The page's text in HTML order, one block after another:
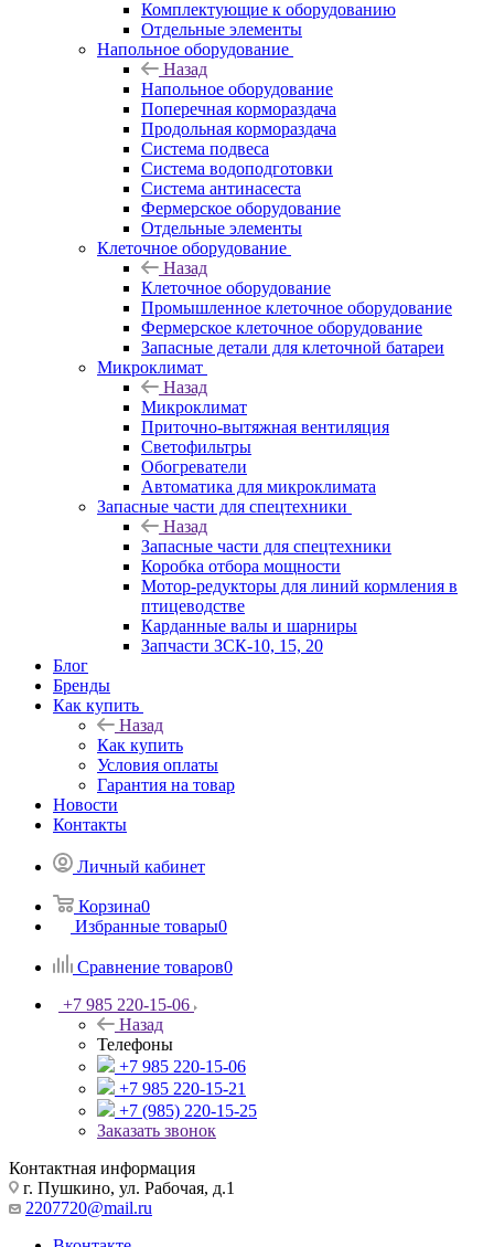
Комплектующие к оборудованию
Отдельные элементы
Напольное оборудование
Назад
Напольное оборудование
Поперечная кормораздача
Продольная кормораздача
Система подвеса
Система водоподготовки
Система антинасеста
Фермерское оборудование
Отдельные элементы
Клеточное оборудование
Назад
Клеточное оборудование
Промышленное клеточное оборудование
Фермерское клеточное оборудование
Запасные детали для клеточной батареи
Микроклимат
Назад
Микроклимат
Приточно-вытяжная вентиляция
Светофильтры
Обогреватели
Автоматика для микроклимата
Запасные части для спецтехники
Назад
Запасные части для спецтехники
Коробка отбора мощности
Мотор-редукторы для линий кормления в
птицеводстве
Карданные валы и шарниры
Запчасти ЗСК-10, 15, 20
Блог
Бренды
Как купить
Назад
Как купить
Условия оплаты
Гарантия на товар
Новости
Контакты
Личный кабинет
Корзина0
Избранные товары0
Сравнение товаров0
+7 985 220-15-06
Назад
Телефоны
+7 985 220-15-06
+7 985 220-15-21
+7 (985) 220-15-25
Заказать звонок
Контактная информация
г. Пушкино, ул. Рабочая, д.1
2207720@mail.ru